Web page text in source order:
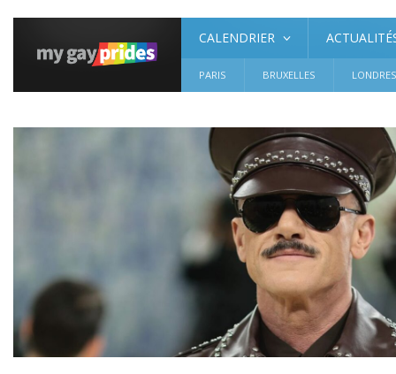
CALENDRIER
PARIS BRUXELLES LONDRES